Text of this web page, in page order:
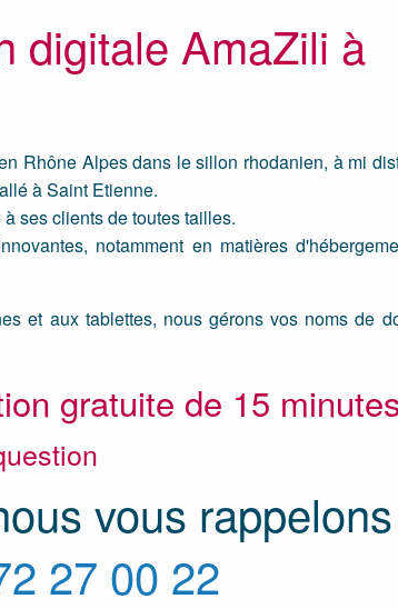
digitale AmaZili à
Rhône Alpes dans le sillon rhodanien, à mi
à Saint Etienne.
ses clients de toutes tailles.
notamment en matières
et aux tablettes, nous gérons vos noms de
gratuite de 15
vous
27 00 22